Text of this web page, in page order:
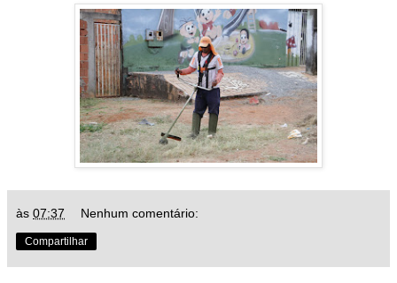
às 07:37 Nenhum comentário:
Compartilhar